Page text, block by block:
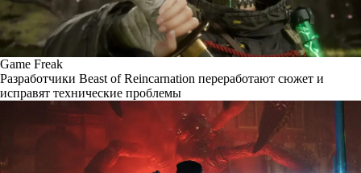
Game Freak
Разработчики Beast of Reincarnation переработают сюжет и
исправят технические проблемы